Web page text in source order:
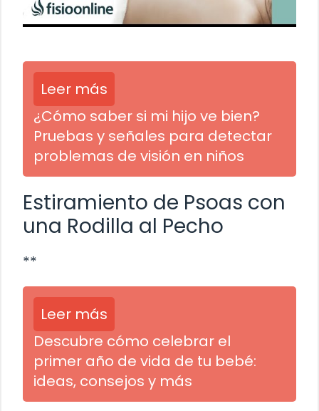
Leer más
¿Cómo saber si mi hijo ve bien?
Pruebas y señales para detectar
problemas de visión en niños
Estiramiento de Psoas con
una Rodilla al Pecho
**
Leer más
Descubre cómo celebrar el
primer año de vida de tu bebé:
ideas, consejos y más